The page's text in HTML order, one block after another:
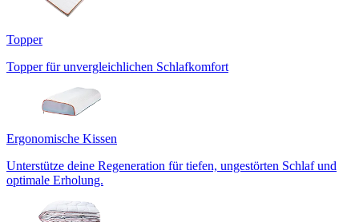
Topper
Topper für unvergleichlichen Schlafkomfort
Ergonomische Kissen
Unterstütze deine Regeneration für tiefen, ungestörten Schlaf und
optimale Erholung.